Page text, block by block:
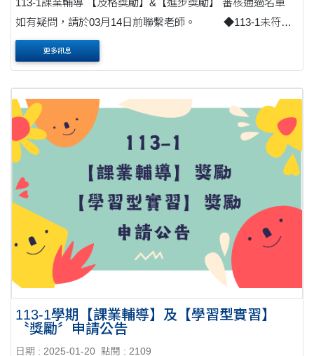
113-1課業輔導 【及格獎勵】&【進步獎勵】 審核通過名單
如有疑問，請於03月14日前聯繫老師。 ◆113-1未符合
更多訊息
113-1學期【課業輔導】及【學習型實習】
〝獎勵〞申請公告
日期 : 2025-01-20 點閱 : 2109